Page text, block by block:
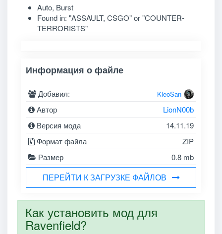
Auto, Burst
Found in: "ASSAULT, CSGO" or "COUNTER-
TERRORISTS"
Информация о файле
Добавил: KleoSan
Автор
LionN00b
Версия мода
14.11.19
Формат файла
ZIP
Размер
0.8 mb
ПЕРЕЙТИ К ЗАГРУЗКЕ ФАЙЛОВ
Как установить мод для
Ravenfield?